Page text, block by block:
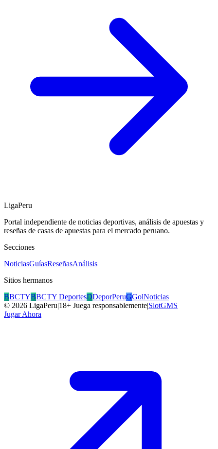
LigaPeru
Portal independiente de noticias deportivas, análisis de apuestas y
reseñas de casas de apuestas para el mercado peruano.
Secciones
NoticiasGuíasReseñasAnálisis
Sitios hermanos
BBCTYBBCTY DeportesDDeporPeruGGolNoticias
© 2026 LigaPeru|18+ Juega responsablemente|SlotGMS
Jugar Ahora